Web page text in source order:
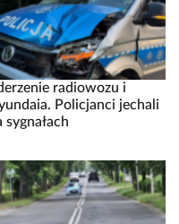
radiowozu i
Policjanci jechali
sygnałach